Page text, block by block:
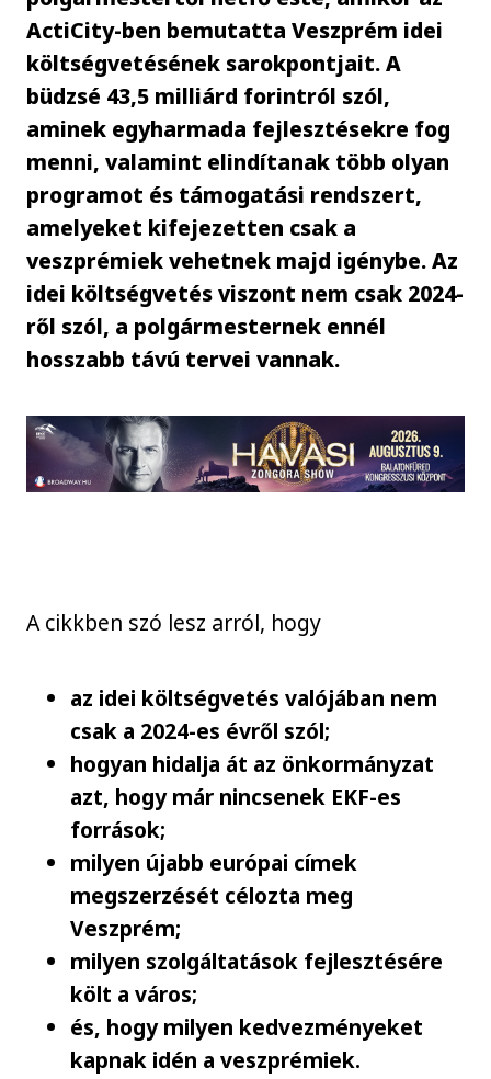
ActiCity-ben bemutatta Veszprém idei
költségvetésének sarokpontjait. A
büdzsé 43,5 milliárd forintról szól,
aminek egyharmada fejlesztésekre fog
menni, valamint elindítanak több olyan
programot és támogatási rendszert,
amelyeket kifejezetten csak a
veszprémiek vehetnek majd igénybe. Az
idei költségvetés viszont nem csak 2024-
ről szól, a polgármesternek ennél
hosszabb távú tervei vannak.
A cikkben szó lesz arról, hogy
az idei költségvetés valójában nem
csak a 2024-es évről szól;
hogyan hidalja át az önkormányzat
azt, hogy már nincsenek EKF-es
források;
milyen újabb európai címek
megszerzését célozta meg
Veszprém;
milyen szolgáltatások fejlesztésére
költ a város;
és, hogy milyen kedvezményeket
kapnak idén a veszprémiek.